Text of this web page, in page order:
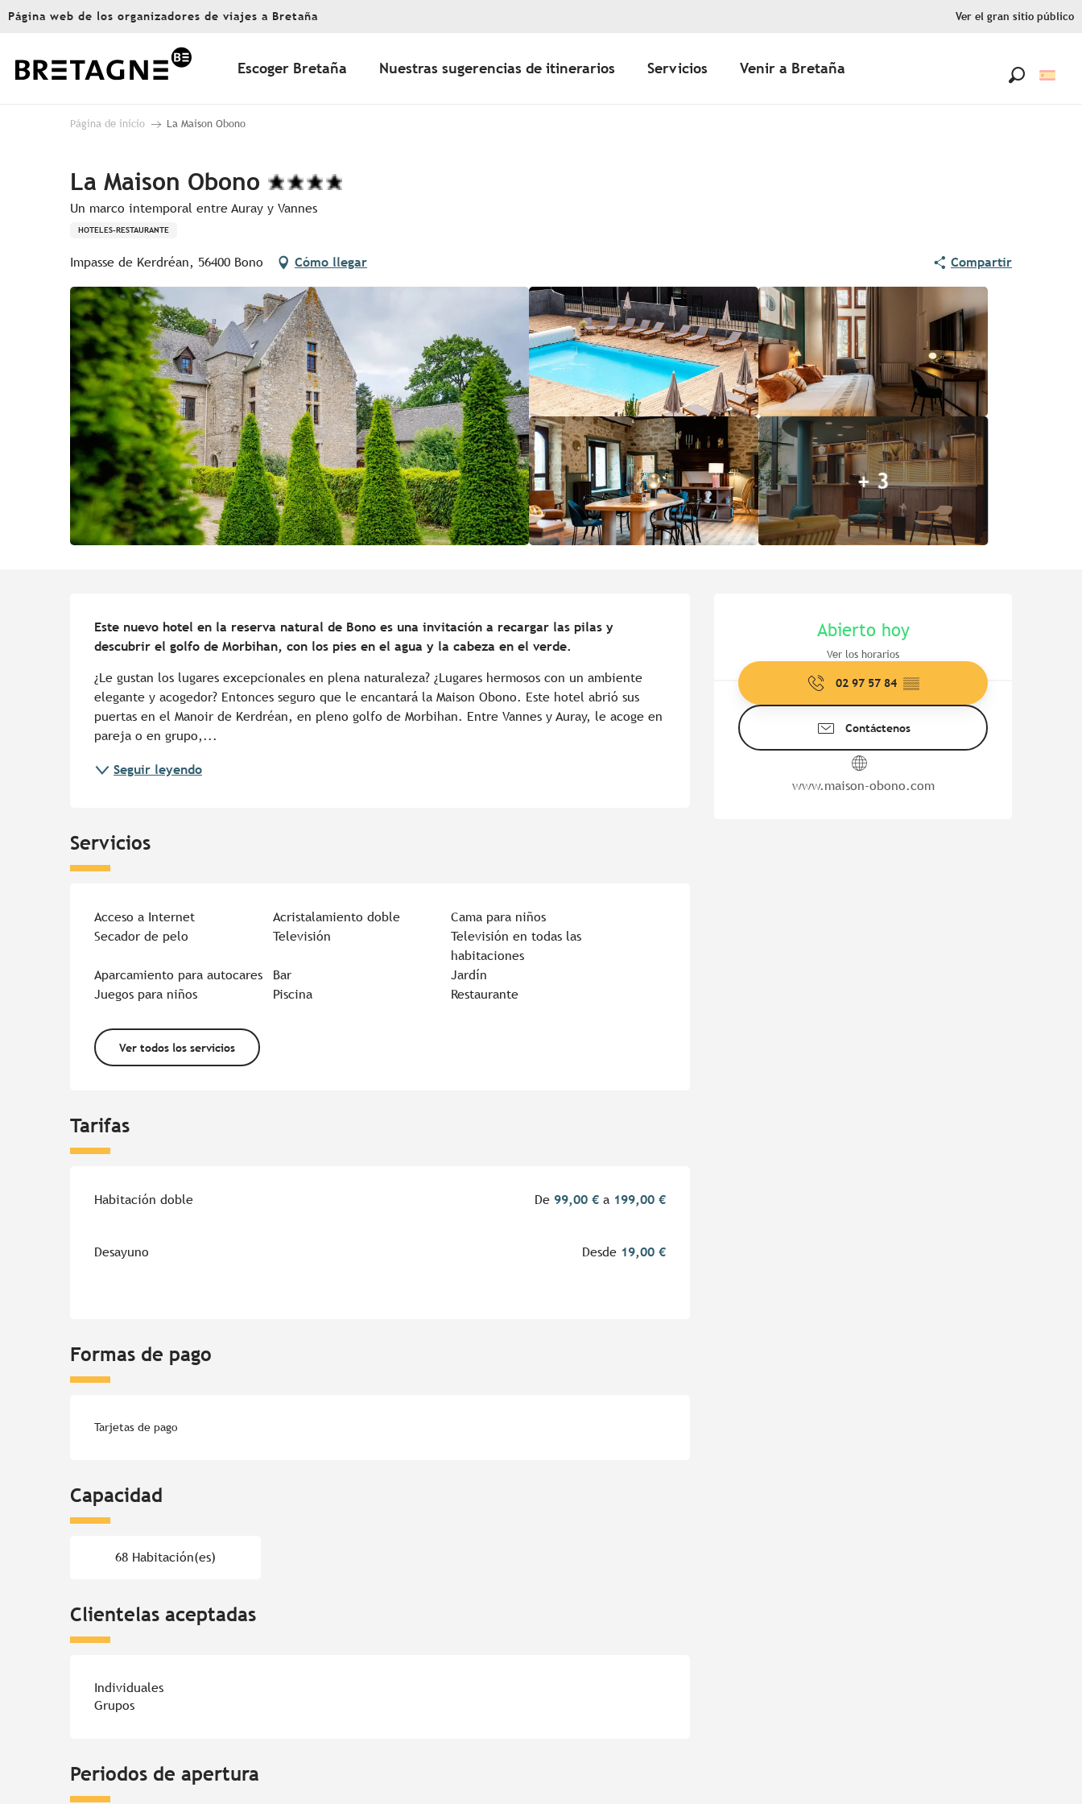
Aller
principal
Página web de los organizadores de viajes a Bretaña Ver el gran sitio público
Escoger Bretaña Nuestras sugerencias de itinerarios Servicios Venir a Bretaña
Página de inicio La Maison Obono
La Maison Obono
Un marco intemporal entre Auray y Vannes
HOTELES-RESTAURANTE
Impasse de Kerdréan, 56400 Bono Cómo llegar Compartir
+ 3
Abierto hoy
Ver los horarios
02 97 57 84 ▒▒
Contáctenos
www.maison-obono.com
Este nuevo hotel en la reserva natural de Bono es una invitación a recargar las pilas y
descubrir el golfo de Morbihan, con los pies en el agua y la cabeza en el verde.
¿Le gustan los lugares excepcionales en plena naturaleza? ¿Lugares hermosos con un ambiente
elegante y acogedor? Entonces seguro que le encantará la Maison Obono. Este hotel abrió sus
puertas en el Manoir de Kerdréan, en pleno golfo de Morbihan. Entre Vannes y Auray, le acoge en
pareja o en grupo,...
Seguir leyendo
Servicios
Acceso a Internet Acristalamiento doble
Cama para niños
Secador de pelo
Televisión
Televisión en todas las
habitaciones
Aparcamiento para autocares
Bar
Jardín
Juegos para niños
Piscina Restaurante
Ver todos los servicios
Tarifas
Habitación doble De 99,00 € a 199,00 €
Desayuno Desde 19,00 €
Formas de pago
Tarjetas de pago
Capacidad
68 Habitación(es)
Clientelas aceptadas
Individuales
Grupos
Periodos de apertura